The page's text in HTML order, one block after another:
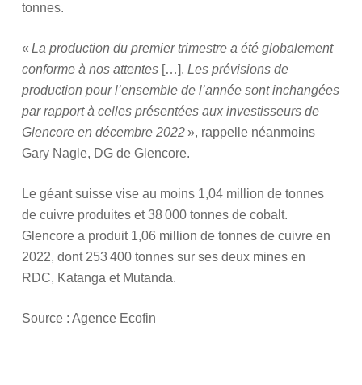
tonnes.
« La production du premier trimestre a été globalement
conforme à nos attentes […]. Les prévisions de
production pour l’ensemble de l’année sont inchangées
par rapport à celles présentées aux investisseurs de
Glencore en décembre 2022», rappelle néanmoins
Gary Nagle, DG de Glencore.
Le géant suisse vise au moins 1,04 million de tonnes
de cuivre produites et 38 000 tonnes de cobalt.
Glencore a produit 1,06 million de tonnes de cuivre en
2022, dont 253 400 tonnes sur ses deux mines en
RDC, Katanga et Mutanda.
Source : Agence Ecofin